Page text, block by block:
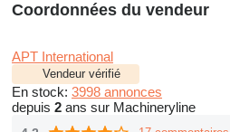
Coordonnées du vendeur
APT International
Vendeur vérifié
En stock: 3998 annonces
depuis 2 ans sur Machineryline